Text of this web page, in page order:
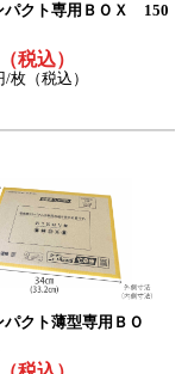
パクト専用ＢＯＸ 150
税込）
枚（税込）
クト薄型専用ＢＯ